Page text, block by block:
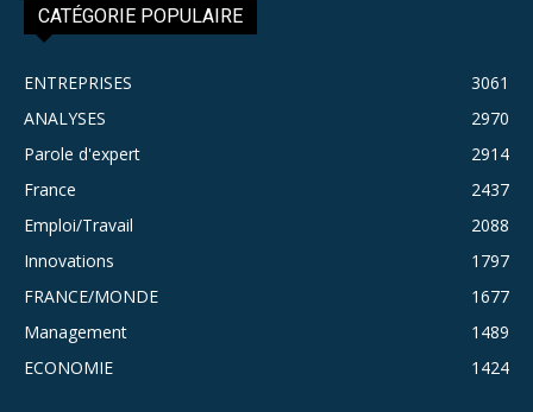
CATÉGORIE POPULAIRE
ENTREPRISES
3061
ANALYSES
2970
Parole d'expert
2914
France
2437
Emploi/Travail
2088
Innovations
1797
FRANCE/MONDE
1677
Management
1489
ECONOMIE
1424